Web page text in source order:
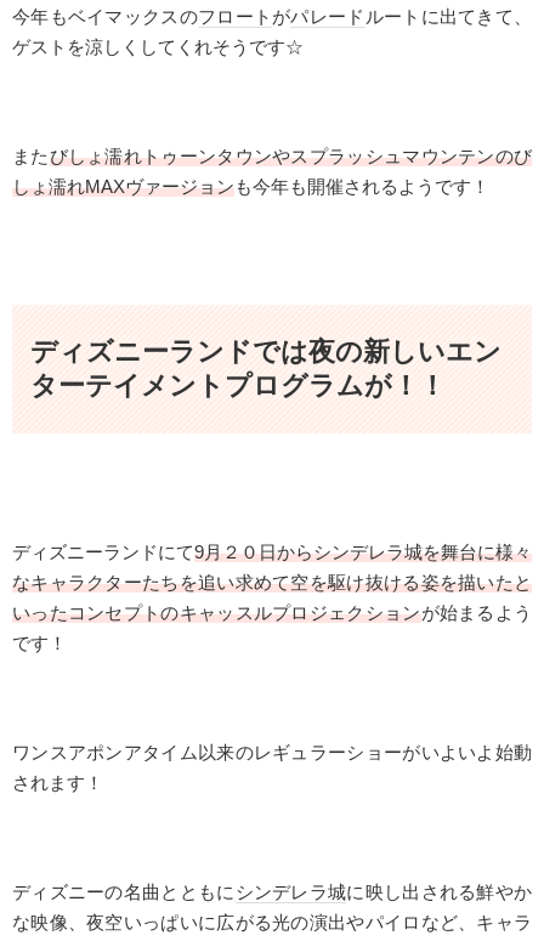
今年もベイマックスのフロート がパレード ルートに出てきて、
ゲストを涼しくしてくれそうです☆
またびしょ濡れトゥーンタウンやスプラッシュマウンテンのび
しょ濡れMAXヴァージョンも今年も開催されるようです！
ディズニーランドでは夜の新しいエン
ターテイメントプログラムが！！
ディズニーランドにて9月２０日からシンデレラ城を舞台に様々
なキャラクターたちを追い求めて空を駆け抜ける姿を描いたと
いったコンセプトのキャッスルプロジェクションが始まるよう
です！
ワンスアポンアタイム以来のレギュラーショーがいよいよ始動
されます！
ディズニーの名曲とともにシンデレラ城に映し出される鮮やか
な映像、夜空いっぱいに広がる光の演出やパイロなど、キャラ